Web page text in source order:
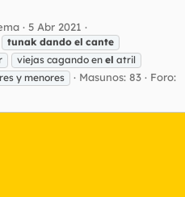
5 Abr 2021
tunak dando el cante
viejas cagando en el atril
y menores
Masunos: 83
Foro: